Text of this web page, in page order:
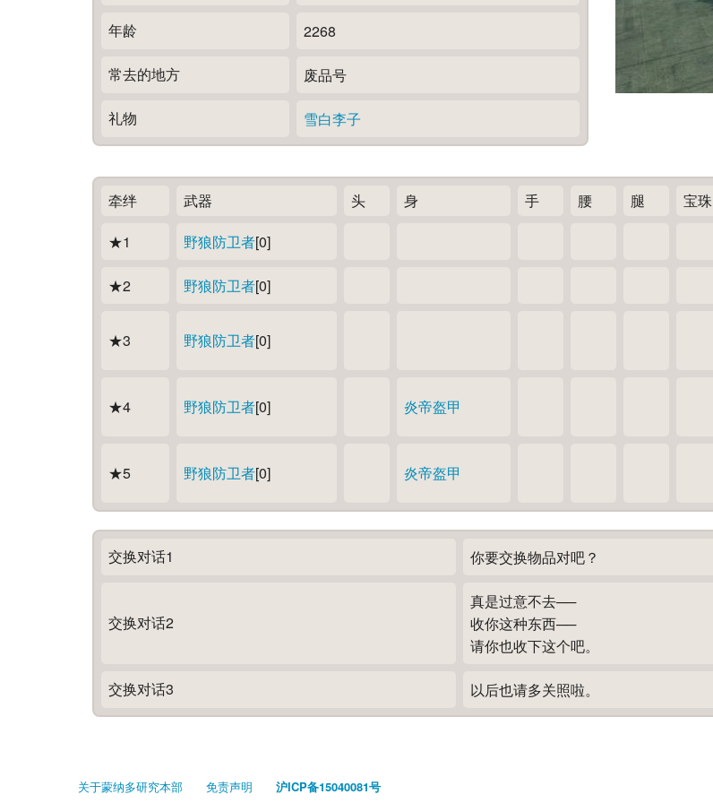
年龄 2268
常去的地方 废品号
礼物 雪白李子
牵绊 武器 头 身 手 腰 腿 宝珠
★1
野狼防卫者[0]
★2 野狼防卫者[0]
★3 野狼防卫者[0]
★4 野狼防卫者[0] 炎帝盔甲
★5 野狼防卫者[0] 炎帝盔甲
交换对话1 你要交换物品对吧？
交换对话2
真是过意不去──
收你这种东西──
请你也收下这个吧。
交换对话3 以后也请多关照啦。
关于蒙纳多研究本部 免责声明 沪ICP备15040081号